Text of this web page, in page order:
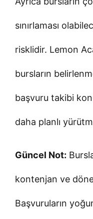
sınırlaması
risklidir. Lemon
bursların
başvuru takibi
daha planlı
Güncel Not:
kontenjan ve
Başvuruların